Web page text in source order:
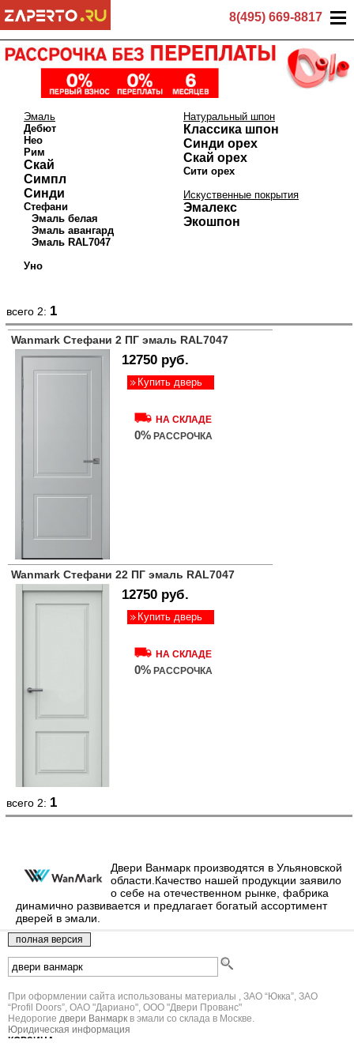
8(495) 669-8817
Эмаль
Дебют
Нео
Рим
Скай
Симпл
Синди
Стефани
Эмаль белая
Эмаль авангард
Эмаль RAL7047
Уно
Натуральный шпон
Классика шпон
Синди орех
Скай орех
Сити орех
Искуственные покрытия
Эмалекс
Экошпон
всего 2: 1
Wanmark Стефани 2 ПГ эмаль RAL7047
12750 руб.
Купить дверь
НА СКЛАДЕ
0% РАССРОЧКА
Wanmark Стефани 22 ПГ эмаль RAL7047
12750 руб.
Купить дверь
НА СКЛАДЕ
0% РАССРОЧКА
всего 2: 1
Двери Ванмарк производятся в Ульяновской
области.Качество нашей продукции заявило
о себе на отечественном рынке, фабрика
динамично развивается и предлагает богатый ассортимент
дверей в эмали.
При оформлении сайта использованы материалы , ЗАО “Юкка”, ЗАО
“Profil Doors”, ОАО "Дариано", ООО "Двери Прованс"
Недорогие двери Ванмарк в эмали со склада в Москве.
Юридическая информация
КОРЗИНА